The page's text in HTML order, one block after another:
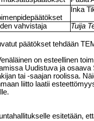
Inka
vahvistaja Tuija
päätökset tehdään
on esteellinen
Uudistuva ja
tai -saajan roolissa.
liitto laatii
esitetään,